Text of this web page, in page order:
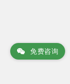
免费咨询